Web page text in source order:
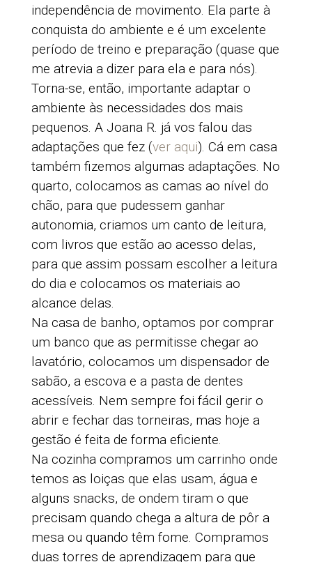
independência de movimento. Ela parte à
conquista do ambiente e é um excelente
período de treino e preparação (quase que
me atrevia a dizer para ela e para nós).
Torna-se, então, importante adaptar o
ambiente às necessidades dos mais
pequenos. A Joana R. já vos falou das
adaptações que fez (ver aqui). Cá em casa
também fizemos algumas adaptações. No
quarto, colocamos as camas ao nível do
chão, para que pudessem ganhar
autonomia, criamos um canto de leitura,
com livros que estão ao acesso delas,
para que assim possam escolher a leitura
do dia e colocamos os materiais ao
alcance delas.
Na casa de banho, optamos por comprar
um banco que as permitisse chegar ao
lavatório, colocamos um dispensador de
sabão, a escova e a pasta de dentes
acessíveis. Nem sempre foi fácil gerir o
abrir e fechar das torneiras, mas hoje a
gestão é feita de forma eficiente.
Na cozinha compramos um carrinho onde
temos as loiças que elas usam, água e
alguns snacks, de ondem tiram o que
precisam quando chega a altura de pôr a
mesa ou quando têm fome. Compramos
duas torres de aprendizagem para que